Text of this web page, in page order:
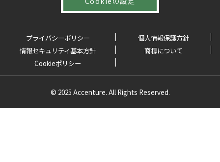
プライバシーポリシー
個人情報保護方針
情報セキュリティ基本方針
商標について
Cookieポリシー
© 2025 Accenture. All Rights Reserved.